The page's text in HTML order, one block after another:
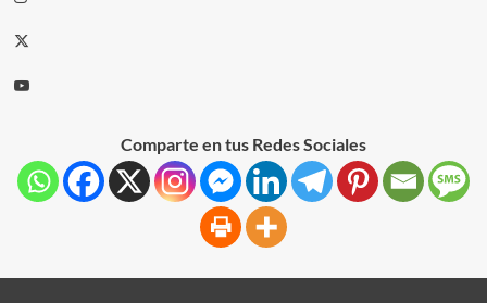
Comparte en tus Redes Sociales